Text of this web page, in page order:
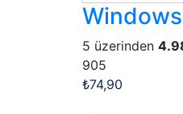
5 üzerinden
905
₺74,90